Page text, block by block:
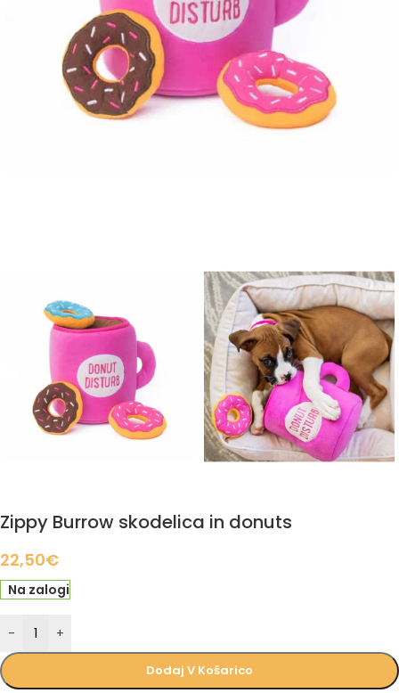
Zippy Burrow skodelica in donuts
22,50€
Na zalogi
- +
Dodaj V Košarico